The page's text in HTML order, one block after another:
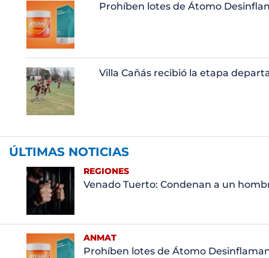
Prohíben lotes de Átomo
Villa Cañás recibió la etapa
ÚLTIMAS NOTICIAS
REGIONES
Venado Tuerto: Condenan a un
ANMAT
Prohíben lotes de Átomo